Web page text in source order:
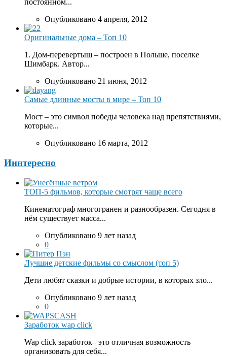
постоянном...
Опубликовано 4 апреля, 2012
Оригинальные дома – Топ 10
1. Дом-перевертыш – построен в Польше, поселке
Шимбарк. Автор...
Опубликовано 21 июня, 2012
Самые длинные мосты в мире – Топ 10
Мост – это символ победы человека над препятствиями,
которые...
Опубликовано 16 марта, 2012
Иннтересно
ТОП-5 фильмов, которые смотрят чаще всего
Кинематограф многогранен и разнообразен. Сегодня в
нём существует масса...
Опубликовано 9 лет назад
0
Лучшие детские фильмы со смыслом (топ 5)
Дети любят сказки и добрые истории, в которых зло...
Опубликовано 9 лет назад
0
Заработок wap click
Wap click заработок– это отличная возможность
организовать для себя...